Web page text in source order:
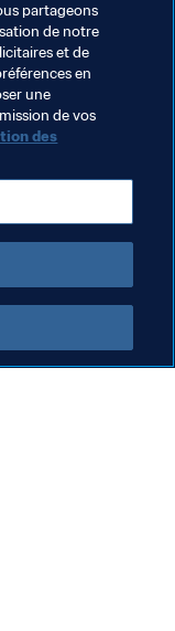
partageons
de notre
et de
en
une
de vos
des